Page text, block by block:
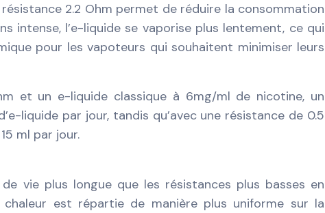
2.2 Ohm permet de réduire la consommation
intense, l’e-liquide se vaporise plus lentement, ce qui
pour les vapoteurs qui souhaitent minimiser leurs
et un e-liquide classique à 6mg/ml de nicotine, un
liquide par jour, tandis qu’avec une résistance de 0.5
ml par jour.
vie plus longue que les résistances plus basses en
chaleur est répartie de manière plus uniforme sur la